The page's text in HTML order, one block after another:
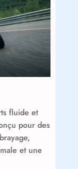
fluide et
pour des
et une